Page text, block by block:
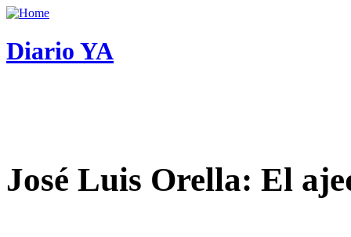
Diario YA
José Luis Orella: El